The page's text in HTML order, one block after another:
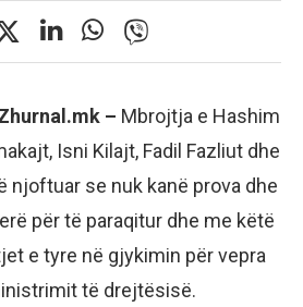
– Mbrojtja e Hashim
Isni Kilajt, Fadil Fazliut dhe
njoftuar se nuk kanë prova dhe
për të paraqitur dhe me këtë
e tyre në gjykimin për vepra
të drejtësisë.